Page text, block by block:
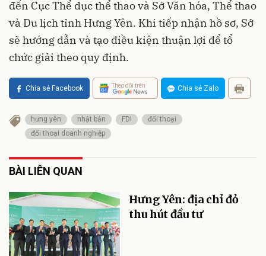
đến Cục Thể dục thể thao và Sở Văn hóa, Thể thao
và Du lịch tỉnh Hưng Yên. Khi tiếp nhận hồ sơ, Sở
sẽ hướng dẫn và tạo điều kiện thuận lợi để tổ
chức giải theo quy định.
Chia sẻ Facebook Theo dõi trên Chia sẻ Zalo
hưng yên nhật bản FDI
đối thoại
đối thoại doanh nghiệp
BÀI LIÊN QUAN
Hưng Yên: địa chỉ đỏ
thu hút đầu tư